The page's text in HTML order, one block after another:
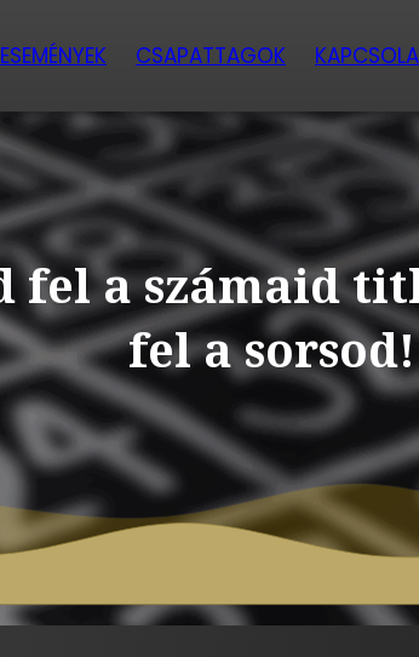
ESEMÉNYEK CSAPATTAGOK
fel a számaid
fel a sorsod!